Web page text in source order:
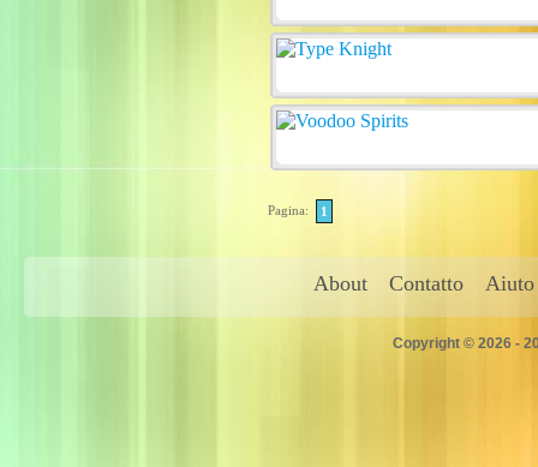
Pagina: 1
About Contatto Aiuto
Copyright © 2026 -